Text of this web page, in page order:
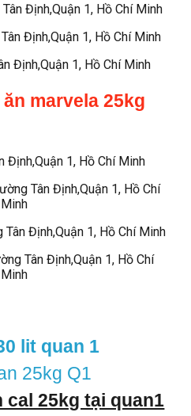
Định,Quận 1, Hồ Chí Minh
Định,Quận 1, Hồ Chí Minh
Định,Quận 1, Hồ Chí Minh
marvela 25kg
Định,Quận 1, Hồ Chí Minh
Tân Định,Quận 1, Hồ Chí
Minh
Định,Quận 1, Hồ Chí Minh
Tân Định,Quận 1, Hồ Chí
Minh
lit quan 1
25kg Q1
cal 25kg tại quan1